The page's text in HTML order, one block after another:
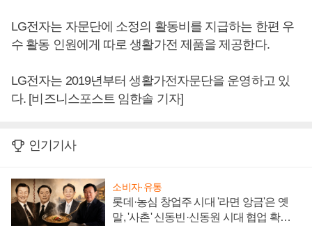
LG전자는 자문단에 소정의 활동비를 지급하는 한편 우
수 활동 인원에게 따로 생활가전 제품을 제공한다.
LG전자는 2019년부터 생활가전자문단을 운영하고 있
다. [비즈니스포스트 임한솔 기자]
인기기사
소비자·유통
롯데·농심 창업주 시대 '라면 앙금'은 옛
말, '사촌' 신동빈·신동원 시대 협업 확대